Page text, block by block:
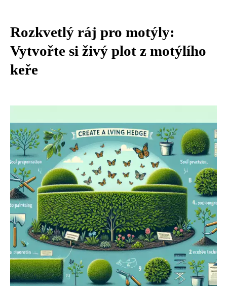
Rozkvetlý ráj pro motýly:
Vytvořte si živý plot z motýlího
keře